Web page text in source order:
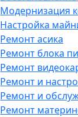
Модернизация
Настройка
Ремонт асика
Ремонт блока
Ремонт
Ремонт и
Ремонт и
Ремонт